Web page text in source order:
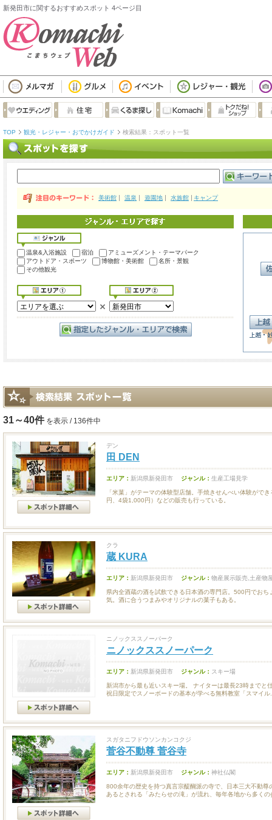
新発田市に関するおすすめスポット 4ページ目
TOP 観光・レジャー・おでかけガイド 検索結果：スポット一覧
美術館 温泉 遊園地 水族館 キャンプ
温泉&入浴施設 宿泊
アミューズメント・テーマパーク
アウトドア・スポーツ
博物館・美術館
名所・景観
その他観光
31～40件 を表示 / 136件中
デン
田 DEN
エリア： 新潟県新発田市 ジャンル： 生産工場見学
「米菓」がテーマの体験型店舗。手焼きせんべい体験がで
円、4袋1,000円）などの販売も行っている。
クラ
蔵 KURA
エリア： 新潟県新発田市 ジャンル： 物産展示販売,土産物
県内全酒蔵の酒を試飲できる日本酒の専門店。500円でお
気。酒に合うつまみやオリジナルの菓子もある。
ニノックススノーパーク
ニノックススノーパーク
エリア： 新潟県新発田市 ジャンル： スキー場
新潟市から最も近いスキー場。 ナイターは最長23時までと
祝日限定でスノーボードの基本が学べる無料教室「スマイル
スガタニフドウソンカンコクジ
菅谷不動尊 菅谷寺
エリア： 新潟県新発田市 ジャンル： 神社仏閣
800余年の歴史を持つ真言宗醍醐派の寺で、日本三大不動
あるとされる「みたらせの滝」が流れ、毎年各地から多くの